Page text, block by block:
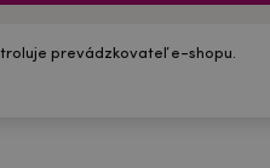
prevádzkovateľ e-shopu.